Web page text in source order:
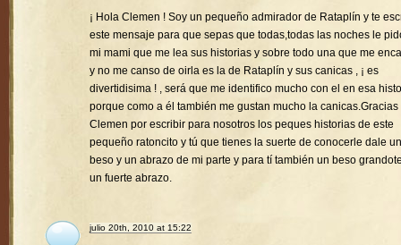
¡ Hola Clemen ! Soy un pequeño admirador de Rataplín y te
este mensaje para que sepas que todas,todas las noches le
mi mami que me lea sus historias y sobre todo una que me
y no me canso de oirla es la de Rataplín y sus canicas , ¡ es
divertidisima ! , será que me identifico mucho con el en esa
porque como a él también me gustan mucho la canicas.Gracias
Clemen por escribir para nosotros los peques historias de este
pequeño ratoncito y tú que tienes la suerte de conocerle dale un
beso y un abrazo de mi parte y para tí también un beso
un fuerte abrazo.
julio 20th, 2010 at 15:22